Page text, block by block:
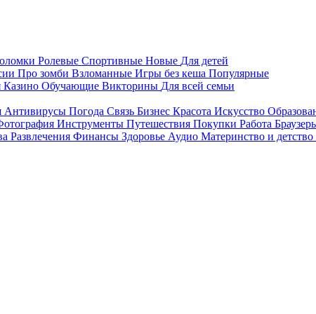
Ролевые Спортивные Новые Для детей
Про зомби Взломанные Игры без кеша Популярные
Казино Обучающие Викторины Для всей семьи
Антивирусы Погода Связь Бизнес Красота Искусство
Инструменты Путешествия Покупки Работа
Развлечения Финансы Здоровье Аудио Материнство и детство